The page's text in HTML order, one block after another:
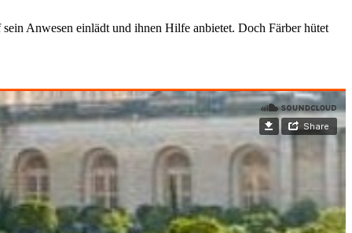
Anwesen einlädt und ihnen Hilfe anbietet. Doch Färber hütet